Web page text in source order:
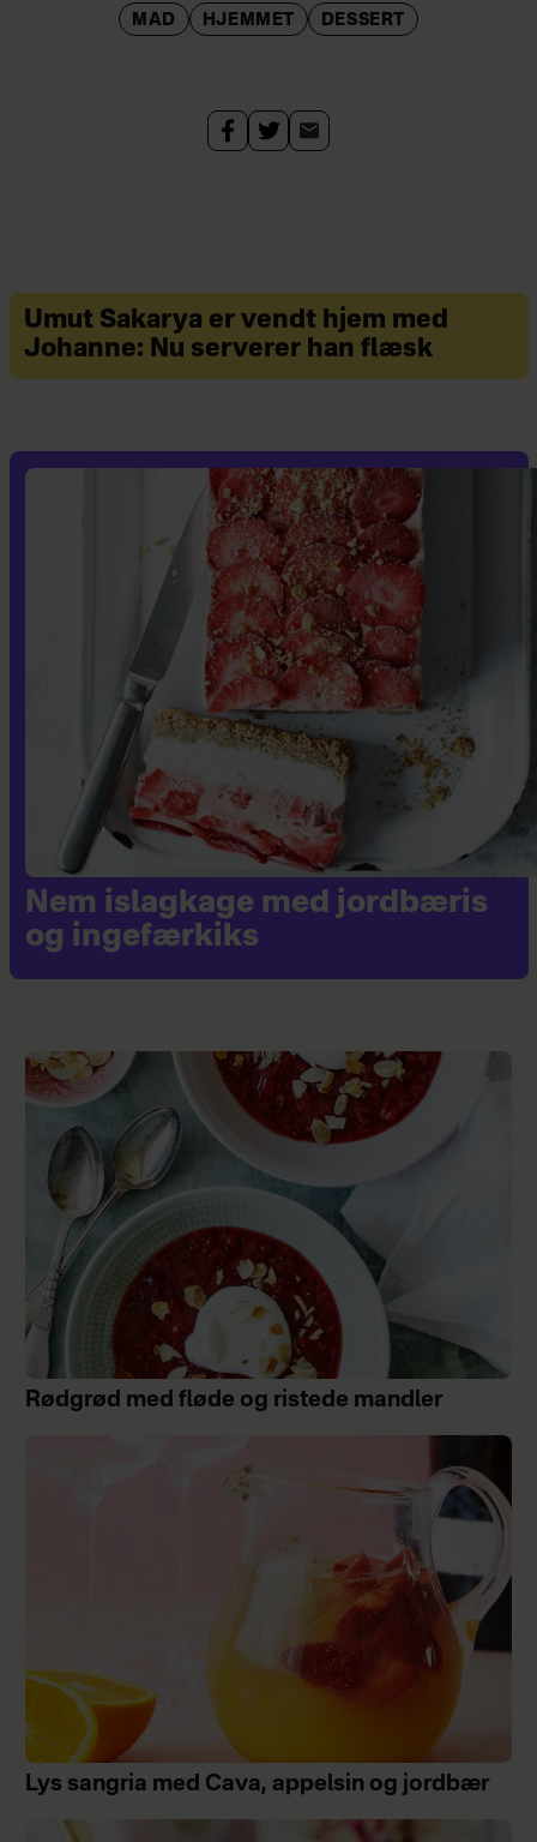
MAD HJEMMET DESSERT
Umut Sakarya er vendt hjem med
Johanne: Nu serverer han flæsk
Nem islagkage med jordbæris
og ingefærkiks
Rødgrød med fløde og ristede mandler
Lys sangria med Cava, appelsin og jordbær